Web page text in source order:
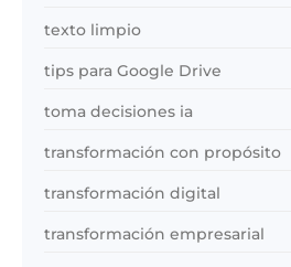
texto limpio
tips para Google Drive
toma decisiones ia
transformación con propósito
transformación digital
transformación empresarial